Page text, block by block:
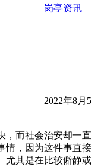
岗亭资讯
2022年8月5
，而社会治安却一直
情，因为这件事直接
尤其是在比较僻静或